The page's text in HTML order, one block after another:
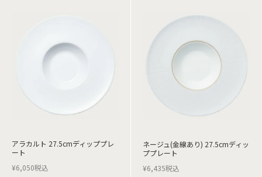
アラカルト 27.5cmディッププレ
ート
¥6,050税込
ネージュ(金線あり) 27.5cmディッ
ププレート
¥6,435税込